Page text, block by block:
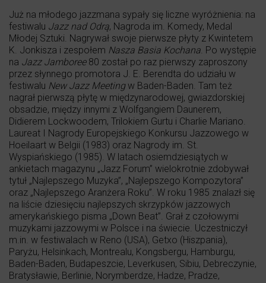
Już na młodego jazzmana sypały się liczne wyróżnienia: na
festiwalu Jazz nad Odrą, Nagroda im. Komedy, Medal
Młodej Sztuki. Nagrywał swoje pierwsze płyty z Kwintetem
K. Jonkisza i zespołem Nasza Basia Kochana. Po występie
na Jazz Jamboree80 został po raz pierwszy zaproszony
przez słynnego promotora J. E. Berendta do udziału w
festiwalu New Jazz Meetingw Baden-Baden. Tam też
nagrał pierwszą płytę w międzynarodowej, gwiazdorskiej
obsadzie, między innymi z Wolfgangiem Daunerem,
Didierem Lockwoodem, Trilokiem Gurtu i Charlie Mariano.
Laureat I Nagrody Europejskiego Konkursu Jazzowego w
Hoeilaart w Belgii (1983) oraz Nagrody im. St.
Wyspiańskiego (1985). W latach osiemdziesiątych w
ankietach magazynu „Jazz Forum” wielokrotnie zdobywał
tytuł „Najlepszego Muzyka”, „Najlepszego Kompozytora”
oraz „Najlepszego Aranżera Roku”. W roku 1985 znalazł się
na liście dziesięciu najlepszych skrzypków jazzowych
amerykańskiego pisma „Down Beat”. Grał z czołowymi
muzykami jazzowymi w Polsce i na świecie. Uczestniczył
m.in. w festiwalach w Reno (USA), Getxo (Hiszpania),
Paryżu, Helsinkach, Montrealu, Kongsbergu, Hamburgu,
Baden-Baden, Budapeszcie, Leverkusen, Sibiu, Debreczynie,
Bratysławie, Berlinie, Norymberdze, Hadze, Pradze,